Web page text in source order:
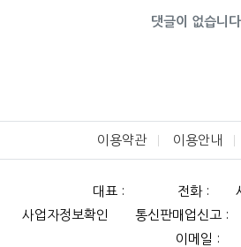
댓글이 없습니다.
이용약관 이용안내
대표 : 전화 :
사업자정보확인
통신판매업신고 :
이메일 :